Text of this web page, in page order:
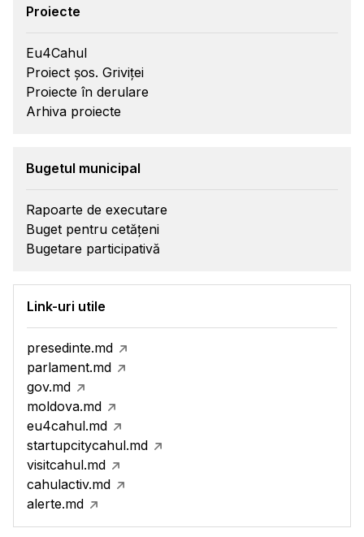
Proiecte
Eu4Cahul
Proiect șos. Griviței
Proiecte în derulare
Arhiva proiecte
Bugetul municipal
Rapoarte de executare
Buget pentru cetățeni
Bugetare participativă
Link-uri utile
presedinte.md
parlament.md
gov.md
moldova.md
eu4cahul.md
startupcitycahul.md
visitcahul.md
cahulactiv.md
alerte.md